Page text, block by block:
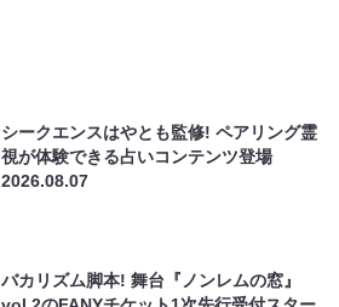
シークエンスはやとも監修! ペアリング霊
視が体験できる占いコンテンツ登場
2026.08.07
バカリズム脚本! 舞台『ノンレムの窓』